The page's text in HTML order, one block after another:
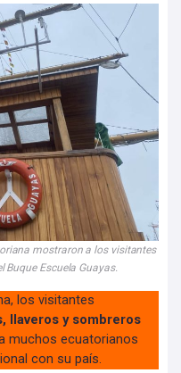
mostraron a los visitantes
Escuela Guayas.
los visitantes
llaveros y sombreros
muchos ecuatorianos
con su país.